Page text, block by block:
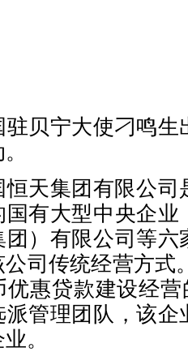
驻贝宁大使刁鸣
集团有限公司
国有大型中央企
团）有限公司等
公司传统经营方式
优惠贷款建设经
派管理团队，该
。